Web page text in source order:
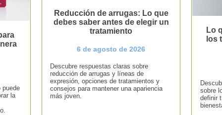
puede
la
Reducción de arrugas: Lo que
debes saber antes de elegir un
tratamiento
6 de agosto de 2026
Descubre respuestas claras sobre
reducción de arrugas y líneas de
expresión, opciones de tratamientos y
consejos para mantener una apariencia
más joven.
Lo
los
sobre
definir